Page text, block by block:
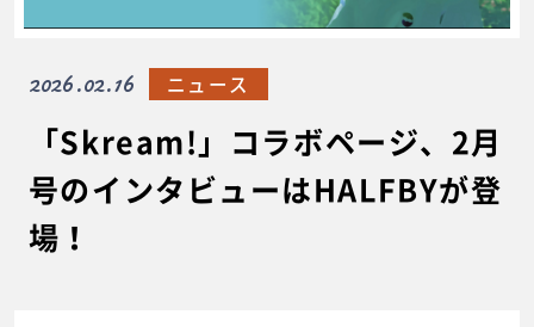
「Skream!」コラボページ、2月
号のインタビューはHALFBYが登
場！
2026.02.16 ニュース